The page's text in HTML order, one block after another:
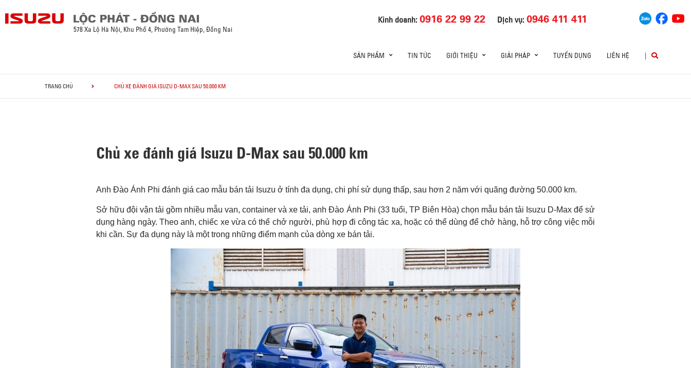
Kinh doanh:0916 22 99 22 Dịch vụ:0946 411 411
578 Xa Lộ Hà Nội, Khu Phố 4, Phường Tam Hiệp, Đồng Nai
SẢN PHẨM TIN TỨC GIỚI THIỆU GIẢI PHÁP TUYỂN DỤNG LIÊN HỆ |
TRANG CHỦ CHỦ XE ĐÁNH GIÁ ISUZU D-MAX SAU 50.000 KM
Chủ xe đánh giá Isuzu D-Max sau 50.000 km
Anh Đào Ánh Phi đánh giá cao mẫu bán tải Isuzu ở tính đa dụng, chi phí sử dụng thấp, sau hơn 2 năm với quãng đường 50.000 km.
Sở hữu đội vận tải gồm nhiều mẫu van, container và xe tải, anh Đào Ánh Phi (33 tuổi, TP Biên Hòa) chọn mẫu bán tải Isuzu D-Max để sử
dụng hàng ngày. Theo anh, chiếc xe vừa có thể chở người, phù hợp đi công tác xa, hoặc có thể dùng để chở hàng, hỗ trợ công việc mỗi
khi cần. Sự đa dụng này là một trong những điểm mạnh của dòng xe bán tải.